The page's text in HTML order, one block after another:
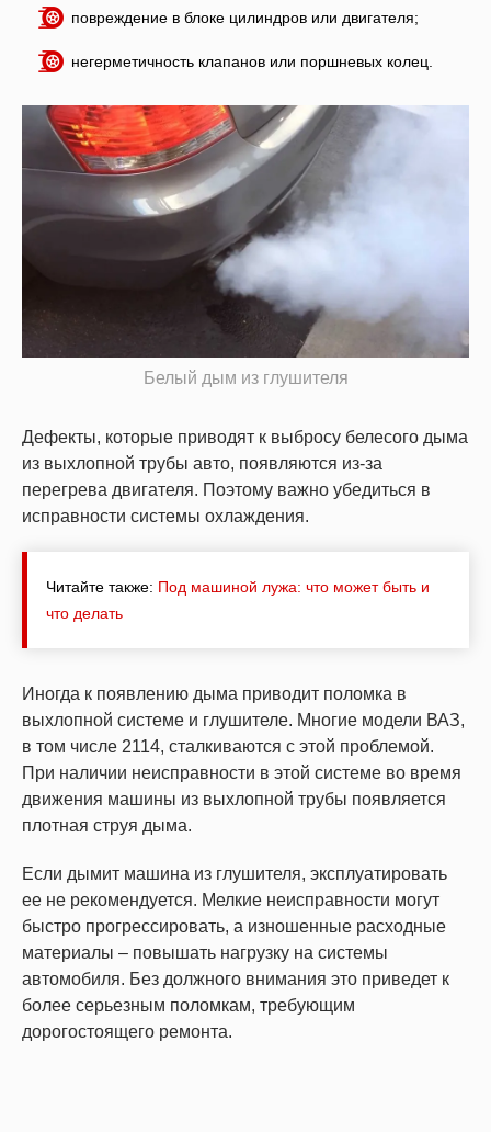
повреждение в блоке цилиндров или двигателя;
негерметичность клапанов или поршневых колец.
Белый дым из глушителя
Дефекты, которые приводят к выбросу белесого дыма
из выхлопной трубы авто, появляются из-за
перегрева двигателя. Поэтому важно убедиться в
исправности системы охлаждения.
Читайте также: Под машиной лужа: что может быть и
что делать
Иногда к появлению дыма приводит поломка в
выхлопной системе и глушителе. Многие модели ВАЗ,
в том числе 2114, сталкиваются с этой проблемой.
При наличии неисправности в этой системе во время
движения машины из выхлопной трубы появляется
плотная струя дыма.
Если дымит машина из глушителя, эксплуатировать
ее не рекомендуется. Мелкие неисправности могут
быстро прогрессировать, а изношенные расходные
материалы – повышать нагрузку на системы
автомобиля. Без должного внимания это приведет к
более серьезным поломкам, требующим
дорогостоящего ремонта.